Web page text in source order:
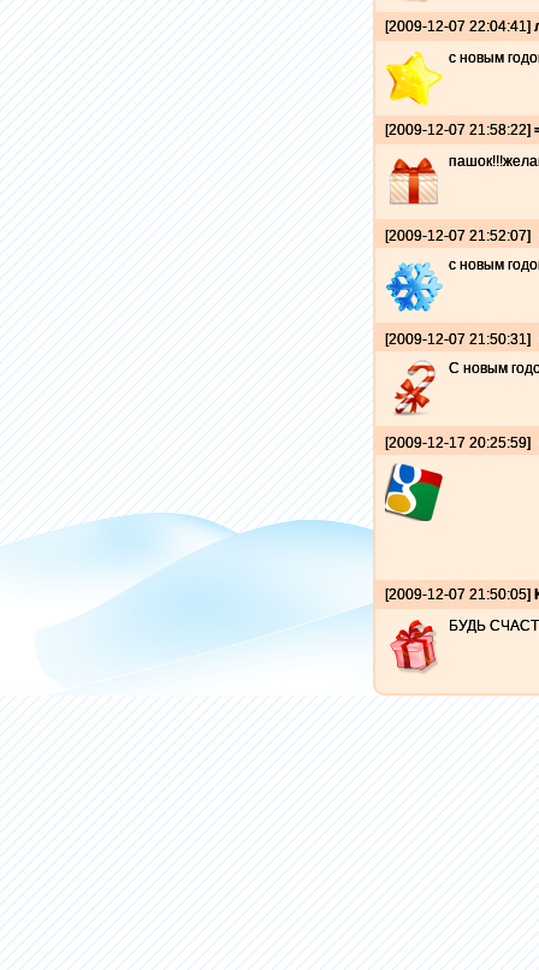
[2009-12-07 22:04:41]
с новым
[2009-12-07 21:58:22]
[2009-12-07 21:52:07]
с новым
[2009-12-07 21:50:31]
С новым
[2009-12-17 20:25:59]
[2009-12-07 21:50:05]
БУДЬ